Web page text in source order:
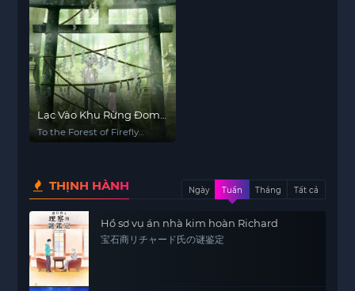
Lạc Vào Khu Rừng Đom
Đóm
To the Forest of Firefly
THỊNH HÀNH Ngày Tuần Tháng Tất cả
Hồ sơ vụ án nhà kim hoàn Richard
宝石商リチャード氏の谜鉴定